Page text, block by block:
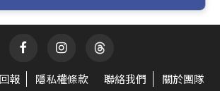
報 隱私權條款 聯絡我們 關於團隊